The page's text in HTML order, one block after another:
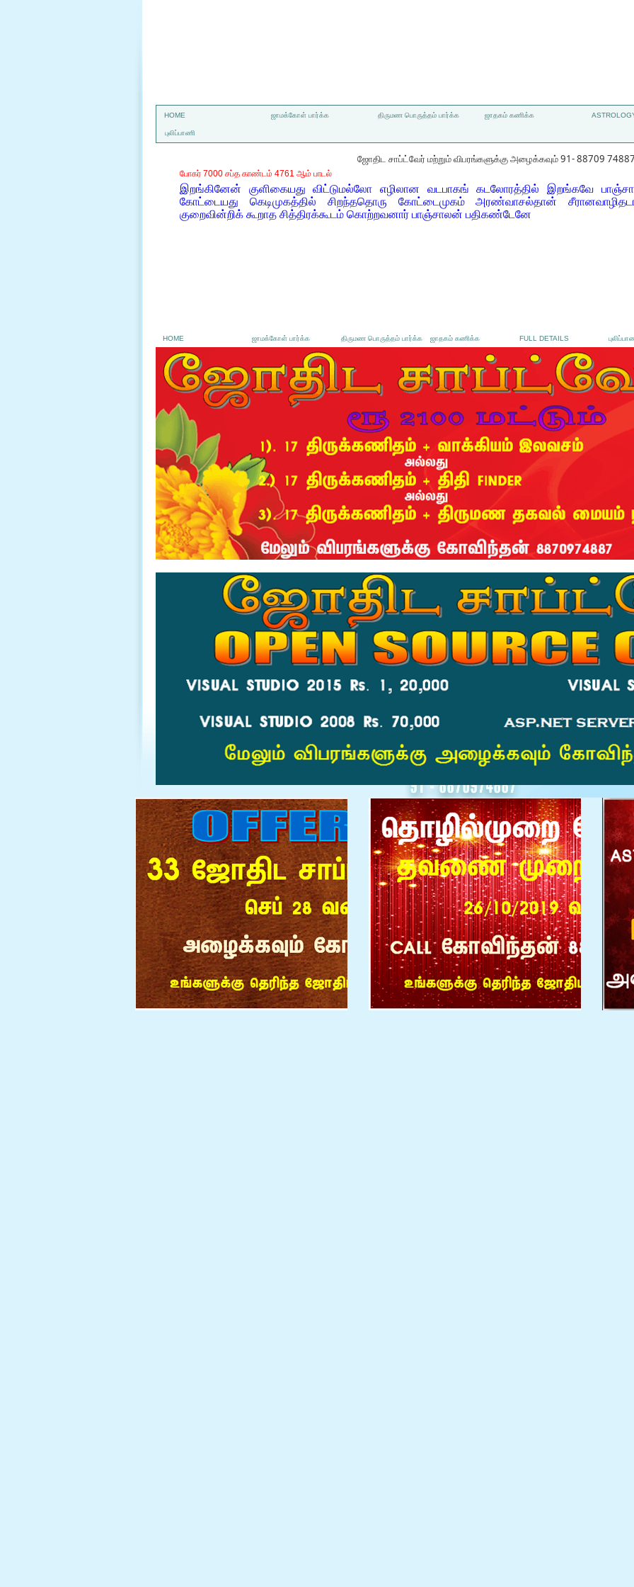
HOME ஜாமக்கோள் பார்க்க திருமண பொருத்தம் பார்க்க ஜாதகம் கணிக்க
புலிப்பாணி
ஜோதிட சாப்ட்வேர் மற்றும் விபரங்களுக்கு அழைக்கவும் 91- 88709
போகர் 7000 சப்த காண்டம் 4761 ஆம் பாடல்
இறங்கினேன் குளிகையது விட்டுமல்லோ எழிலான வடபாகங் கடலோரத்தில் இறங்கவே
கோட்டையது கெடிமுகத்தில் சிறந்ததொரு கோட்டைமுகம் அரண்வாசல்தான்
குறைவின்றிக் கூறாத சித்திரக்கூடம் கொற்றவனார் பாஞ்சாலன் பதிகண்டேனே
HOME ஜாமக்கோள் பார்க்க திருமண பொருத்தம் பார்க்க ஜாதகம் கணிக்க FULL DETAILS